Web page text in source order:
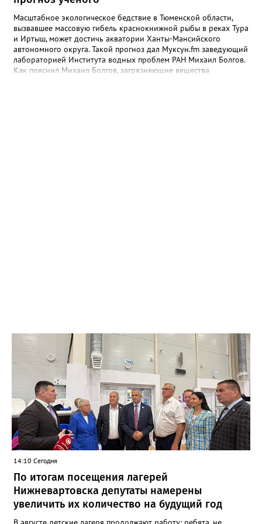
Масштабное экологическое бедствие в Тюменской области,
вызвавшее массовую гибель краснокнижной рыбы в реках Тура
и Иртыш, может достичь акватории Ханты-Мансийского
автономного округа. Такой прогноз дал Муксун.fm заведующий
лабораторией Института водных проблем РАН Михаил Болгов.
Как пояснил Михаил Болгов, загрязняющие вещества
14:10 Сегодня
По итогам посещения лагерей
Нижневартовска депутаты намерены
увеличить их количество на будущий год